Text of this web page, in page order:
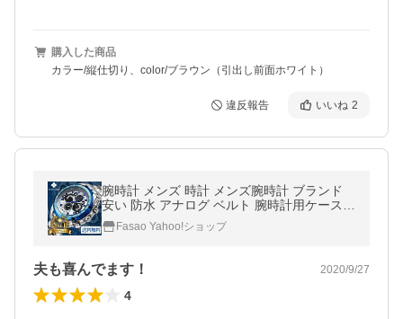
購入した商品
カラー/縦仕切り、color/ブラウン（引出し前面ホワイト）
違反報告 いいね 2
腕時計 メンズ 時計 メンズ腕時計 ブランド
安い 防水 アナログ ベルト 腕時計用ケース
ステンレス メンズ時計 防水腕時計 時計メン
ズ うて時計
Fasao Yahoo!ショップ
夫も喜んでます！ 2020/9/27
4